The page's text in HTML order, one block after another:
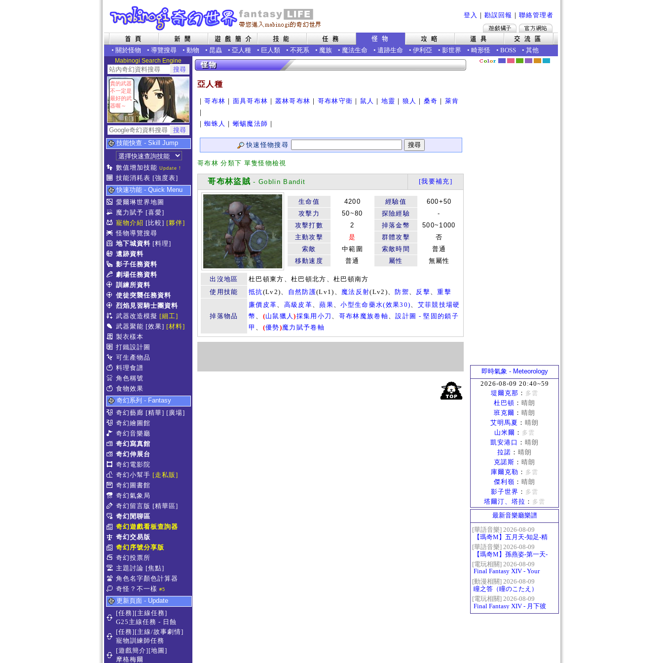
登入 ｜ 勘誤回報 ｜ 聯絡管理者
• 關於怪物 • 導覽搜尋 • 動物 • 昆蟲 • 亞人種 • 巨人類 • 不死系 • 魔族 • 魔法生命 • 遺跡生命 • 伊利亞 • 影世界 • 畸形怪 • BOSS • 其他
Mabinogi Search Engine
貴的武器
不一定是
最好的武
器喔～
技能快查 - Skill Jump
數值增加技能 Update !
技能消耗表 [強度表]
快速功能 - Quick Menu
愛爾琳世界地圖
魔力賦予 [喜愛]
寵物介紹 [比較] [夥伴]
怪物導覽搜尋
地下城資料 [料理]
遺跡資料
影子任務資料
劇場任務資料
訓練所資料
使徒突襲任務資料
烈焰見習騎士團資料
武器改造模擬 [細工]
武器聚能 [效果] [材料]
製衣樣本
打鐵設計圖
可生產物品
料理食譜
角色稱號
食物效果
奇幻系列 - Fantasy
奇幻藝廊 [精華] [廣場]
奇幻繪圖館
奇幻音樂廳
奇幻寫真館
奇幻伸展台
奇幻電影院
奇幻小幫手 [走私販]
奇幻圖書館
奇幻氣象局
奇幻留言版 [精華區]
奇幻閒聊區
奇幻遊戲看板查詢器
奇幻交易版
奇幻序號分享版
奇幻投票所
主題討論 [焦點]
角色名字顏色計算器
奇怪？不一樣 #5
更新頁面 - Update
[任務][主線任務]
G25主線任務 - 日蝕
[任務][主線/故事劇情]
寵物訓練師任務
[遊戲簡介][地圖]
摩格梅爾
亞人種
｜哥布林 ｜ 面具哥布林 ｜ 叢林哥布林 ｜ 哥布林守衛 ｜ 鼠人 ｜ 地靈 ｜ 狼人 ｜ 桑奇 ｜ 萊肯
｜
｜蜘蛛人 ｜ 蜥蜴魔法師 ｜
快速怪物搜尋
哥布林 分類下 單隻怪物檢視
哥布林盜賊 - Goblin Bandit [我要補充]
生命值 4200 經驗值
600+50
攻擊力
50~80 探險經驗
-
攻擊打數
2 掉落金幣
500~1000
主動攻擊
是 群體攻擊
否
索敵
中範圍 索敵時間
普通
移動速度
普通 屬性 無屬性
出沒地區
杜巴頓東方、杜巴頓北方、杜巴頓南方
使用技能
抵抗(Lv2)、 自然防護(Lv1)、 魔法反射(Lv2)、 防禦、 反擊、重擊
掉落物品
廉價皮革、 高級皮革、蘋果、小型生命藥水(效果30)、 艾菲競技場硬
幣、 (山鼠獵人)採集用小刀 、 哥布林魔族卷軸 、設計圖 - 堅固的鎖子
甲 、 (優勢)魔力賦予卷軸
即時氣象 - Meteorology
2026-08-09 20:40~59
堤爾克那 ： 多雲
杜巴頓 ： 晴朗
班克爾 ： 晴朗
艾明馬夏 ： 晴朗
山米爾 ： 多雲
凱安港口 ： 晴朗
拉諾 ： 晴朗
克諾斯 ： 晴朗
庫爾克勒 ： 多雲
傑利嶺 ： 晴朗
影子世界 ： 多雲
塔爾汀、塔拉 ： 多雲
最新音樂廳樂譜
[華語音樂] 2026-08-09
【瑪奇M】五月天-知足-精
修版
[華語音樂] 2026-08-09
【瑪奇M】孫燕姿-第一天-
精修版
[電玩相關] 2026-08-09
Final Fantasy XIV - Your
Answer
[動漫相關] 2026-08-09
瞳之答（瞳のこたえ）
[電玩相關] 2026-08-09
Final Fantasy XIV - 月下彼
岸花 ～蛮神ツクヨミ討滅